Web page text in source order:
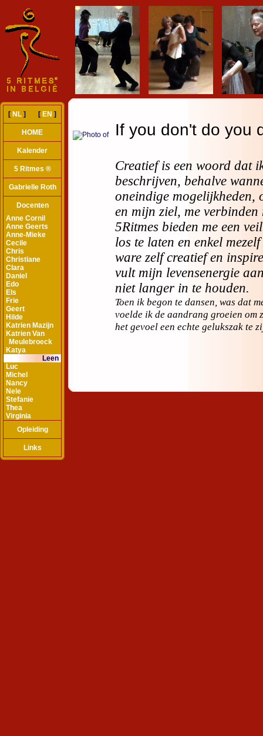
[ NL ] [ EN ]
HOME
Kalender
5 Ritmes ®
Gabrielle Roth
Docenten
Anne Cornil
Anne Geerts
Anne-Mieke
Cecile
Chris
Christiane
Clara
Daniel
Edo
Els
Frie
Geert
Hilde
Katrien Mazijn
Katrien Van
Meulebroeck
Katya
Leen
Luc
Michel
Nancy
Nele
Stefanie
Thea
Virginia
Opleiding
Links